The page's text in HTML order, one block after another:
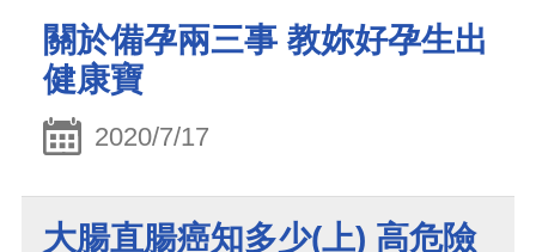
關於備孕兩三事 教妳好孕生出
健康寶
2020/7/17
大腸直腸癌知多少(上) 高危險